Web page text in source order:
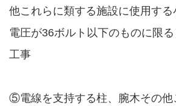
他これらに類する施設に使用す
電圧が36ボルト以下のものに限
工事
⑤電線を支持する柱、腕木その他